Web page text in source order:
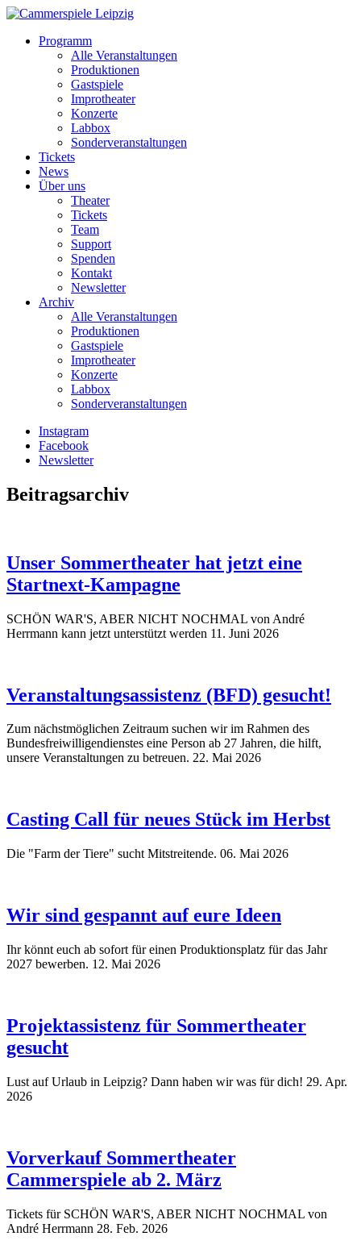
Programm
Alle Veranstaltungen
Produktionen
Gastspiele
Improtheater
Konzerte
Labbox
Sonderveranstaltungen
Tickets
News
Über uns
Theater
Tickets
Team
Support
Spenden
Kontakt
Newsletter
Archiv
Alle Veranstaltungen
Produktionen
Gastspiele
Improtheater
Konzerte
Labbox
Sonderveranstaltungen
Instagram
Facebook
Newsletter
Beitragsarchiv
Unser Sommertheater hat jetzt eine
Startnext-Kampagne
SCHÖN WAR'S, ABER NICHT NOCHMAL von André
Herrmann kann jetzt unterstützt werden 11. Juni 2026
Veranstaltungsassistenz (BFD) gesucht!
Zum nächstmöglichen Zeitraum suchen wir im Rahmen des
Bundesfreiwilligendienstes eine Person ab 27 Jahren, die hilft,
unsere Veranstaltungen zu betreuen. 22. Mai 2026
Casting Call für neues Stück im Herbst
Die "Farm der Tiere" sucht Mitstreitende. 06. Mai 2026
Wir sind gespannt auf eure Ideen
Ihr könnt euch ab sofort für einen Produktionsplatz für das Jahr
2027 bewerben. 12. Mai 2026
Projektassistenz für Sommertheater
gesucht
Lust auf Urlaub in Leipzig? Dann haben wir was für dich! 29. Apr.
2026
Vorverkauf Sommertheater
Cammerspiele ab 2. März
Tickets für SCHÖN WAR'S, ABER NICHT NOCHMAL von
André Herrmann 28. Feb. 2026